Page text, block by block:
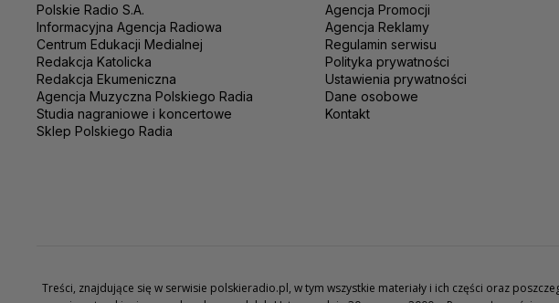
Polskie Radio S.A.
Informacyjna Agencja Radiowa
Centrum Edukacji Medialnej
Redakcja Katolicka
Redakcja Ekumeniczna
Agencja Muzyczna Polskiego Radia
Studia nagraniowe i koncertowe
Sklep Polskiego Radia
Agencja Promocji
Agencja Reklamy
Regulamin serwisu
Polityka prywatności
Ustawienia prywatności
Dane osobowe
Kontakt
Treści, znajdujące się w serwisie polskieradio.pl, w tym wszystkie materiały i ich części oraz